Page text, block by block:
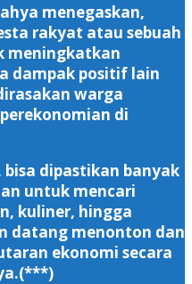
menegaskan,
rakyat atau sebuah
meningkatkan
dampak positif lain
warga
di
dipastikan banyak
untuk mencari
kuliner, hingga
datang menonton dan
ekonomi secara